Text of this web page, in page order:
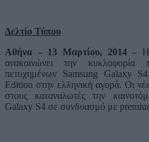
Δελτίο Τύπου
Αθήνα – 13 Μαρτίου, 2014– Η
ανακοινώνει την
πετυχημένων Samsung Galaxy
Edition στην ελληνική αγορά. Οι
στους καταναλωτές την
Galaxy S4 σε συνδυασμό με